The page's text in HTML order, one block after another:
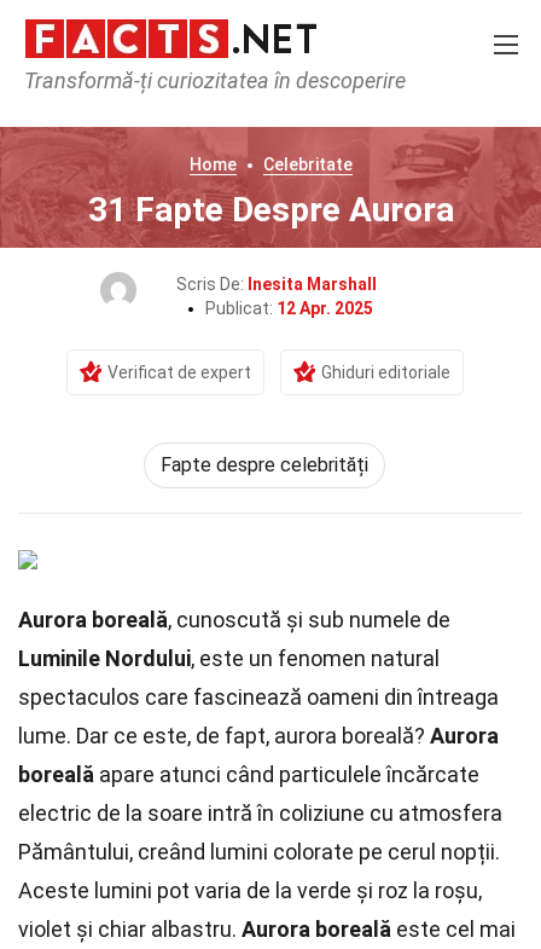
Transformă-ți curiozitatea în descoperire
Home Celebritate
31 Fapte Despre Aurora
Scris De: Inesita Marshall
Publicat: 12 Apr. 2025
Verificat de expert Ghiduri editoriale
Fapte despre celebrități
Aurora boreală, cunoscută și sub numele de
Luminile Nordului, este un fenomen natural
spectaculos care fascinează oameni din întreaga
lume. Dar ce este, de fapt, aurora boreală? Aurora
boreală apare atunci când particulele încărcate
electric de la soare intră în coliziune cu atmosfera
Pământului, creând lumini colorate pe cerul nopții.
Aceste lumini pot varia de la verde și roz la roșu,
violet și chiar albastru. Aurora boreală este cel mai